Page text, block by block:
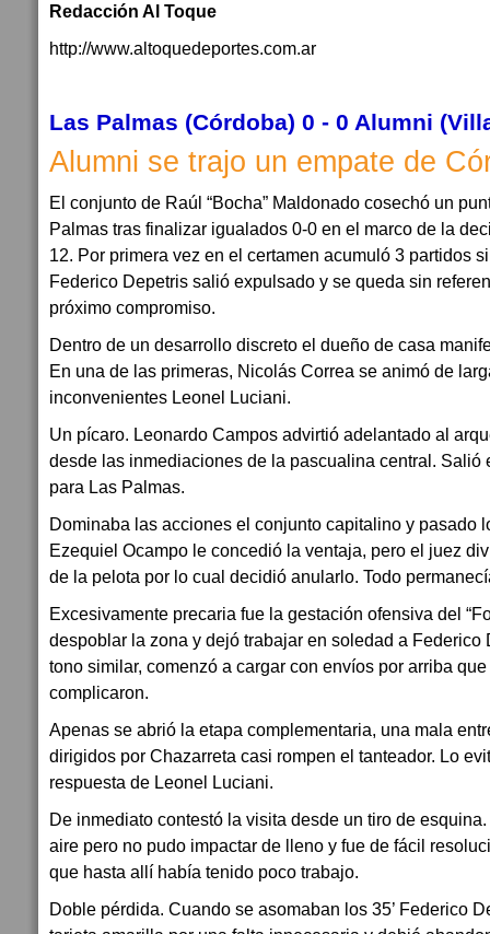
Redacción Al Toque
http://www.altoquedeportes.com.ar
Las Palmas (Córdoba) 0 - 0 Alumni
Alumni se trajo un empate de
El conjunto de Raúl “Bocha” Maldonado cosechó un
Palmas tras finalizar igualados 0-0 en el marco de la
12. Por primera vez en el certamen acumuló 3 partidos
Federico Depetris salió expulsado y se queda sin
próximo compromiso.
Dentro de un desarrollo discreto el dueño de casa
En una de las primeras, Nicolás Correa se animó de
inconvenientes Leonel Luciani.
Un pícaro. Leonardo Campos advirtió adelantado al
desde las inmediaciones de la pascualina central. Salió
para Las Palmas.
Dominaba las acciones el conjunto capitalino y pasado
Ezequiel Ocampo le concedió la ventaja, pero el juez
de la pelota por lo cual decidió anularlo. Todo
Excesivamente precaria fue la gestación ofensiva del
despoblar la zona y dejó trabajar en soledad a Federico
tono similar, comenzó a cargar con envíos por arriba
complicaron.
Apenas se abrió la etapa complementaria, una mala
dirigidos por Chazarreta casi rompen el tanteador. Lo
respuesta de Leonel Luciani.
De inmediato contestó la visita desde un tiro de
aire pero no pudo impactar de lleno y fue de fácil
que hasta allí había tenido poco trabajo.
Doble pérdida. Cuando se asomaban los 35’ Federico